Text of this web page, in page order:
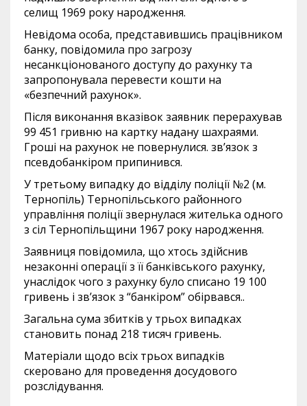
селищ 1969 року народження.
Невідома особа, представившись працівником
банку, повідомила про загрозу
несанкціонованого доступу до рахунку та
запропонувала перевести кошти на
«безпечний рахунок».
Після виконання вказівок заявник перерахував
99 451 гривню на картку надану шахраями.
Гроші на рахунок не повернулися. зв’язок з
псевдобанкіром припинився.
У третьому випадку до відділу поліції №2 (м.
Тернопіль) Тернопільського районного
управління поліції звернулася жителька одного
з сіл Тернопільщини 1967 року народження.
Заявниця повідомила, що хтось здійснив
незаконні операції з її банківського рахунку,
унаслідок чого з рахунку було списано 19 100
гривень і зв’язок з “банкіром” обірвався..
Загальна сума збитків у трьох випадках
становить понад 218 тисяч гривень.
Матеріали щодо всіх трьох випадків
скеровано для проведення досудового
розслідування.